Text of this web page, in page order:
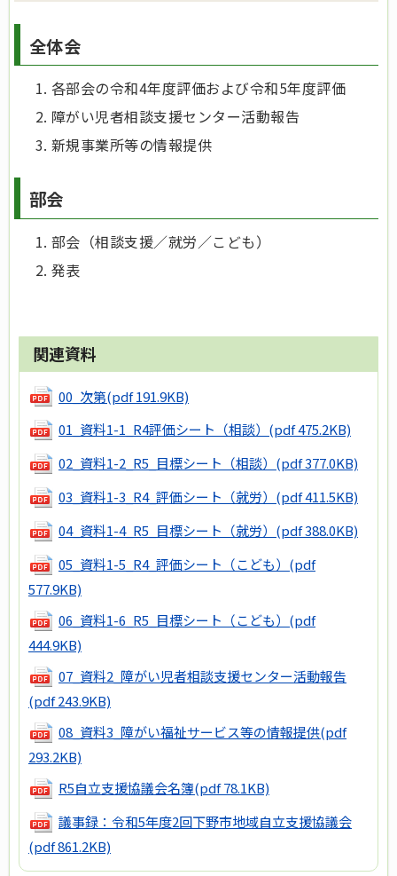
全体会
各部会の令和4年度評価および令和5年度評価
障がい児者相談支援センター活動報告
新規事業所等の情報提供
部会
部会（相談支援／就労／こども）
発表
関連資料
00_次第(pdf 191.9KB)
01_資料1-1_R4評価シート（相談） (pdf 475.2KB)
02_資料1-2_R5_目標シート（相談） (pdf 377.0KB)
03_資料1-3_R4_評価シート（就労） (pdf 411.5KB)
04_資料1-4_R5_目標シート（就労） (pdf 388.0KB)
05_資料1-5_R4_評価シート（こども） (pdf
577.9KB)
06_資料1-6_R5_目標シート（こども） (pdf
444.9KB)
07_資料2_障がい児者相談支援センター活動報告
(pdf 243.9KB)
08_資料3_障がい福祉サービス等の情報提供(pdf
293.2KB)
R5自立支援協議会名簿(pdf 78.1KB)
議事録：令和5年度2回下野市地域自立支援協議会
(pdf 861.2KB)